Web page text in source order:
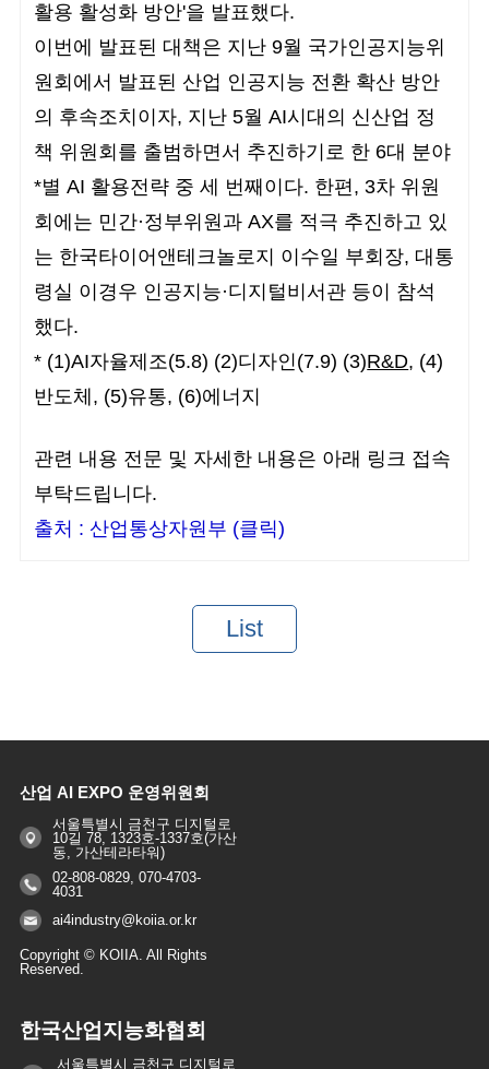
활용 활성화 방안'을 발표했다.
이번에 발표된 대책은 지난 9월 국가인공지능위
원회에서 발표된 산업 인공지능 전환 확산 방안
의 후속조치이자, 지난 5월 AI시대의 신산업 정
책 위원회를 출범하면서 추진하기로 한 6대 분야
*별 AI 활용전략 중 세 번째이다. 한편, 3차 위원
회에는 민간·정부위원과 AX를 적극 추진하고 있
는 한국타이어앤테크놀로지 이수일 부회장, 대통
령실 이경우 인공지능·디지털비서관 등이 참석
했다.
* (1)AI자율제조(5.8) (2)디자인(7.9) (3)R&D, (4)
반도체, (5)유통, (6)에너지
관련 내용 전문 및 자세한 내용은 아래 링크 접속
부탁드립니다.
출처 :산업통상자원부 (클릭)
List
산업 AI EXPO 운영위원회
서울특별시 금천구 디지털로
10길 78, 1323호-1337호(가산
동, 가산테라타워)
02-808-0829, 070-4703-
4031
ai4industry@koiia.or.kr
Copyright © KOIIA. All Rights
Reserved.
한국산업지능화협회
서울특별시 금천구 디지털로